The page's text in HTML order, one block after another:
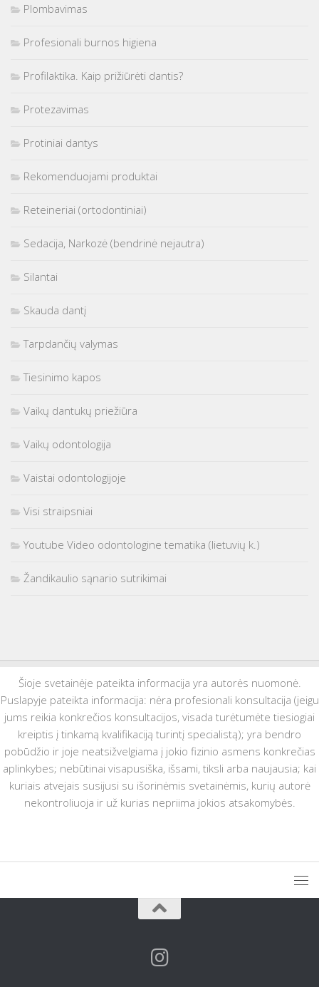
Plombavimas
Profesionali burnos higiena
Profilaktika. Kaip prižiūrėti dantis?
Protezavimas
Protiniai dantys
Rekomenduojami produktai
Reteineriai (ortodontiniai)
Sedacija, Narkozė (bendrinė nejautra)
Silantai
Skauda dantį
Tarpdančių valymas
Tiesinimo kapos
Vaikų dantukų priežiūra
Vaikų odontologija
Vaistai odontologijoje
Visi straipsniai
Youtube Video odontologine tematika (lietuvių k.)
Žandikaulio sąnario sutrikimai
Šioje svetainėje pateikta informacija yra autorės nuomonė.
Puslapyje pateikta informacija: nėra profesionali konsultacija (jeigu
jums reikia konkrečios konsultacijos, visada turėtumėte tiesiogiai
kreiptis į tinkamą kvalifikaciją turintį specialistą); yra bendro
pobūdžio ir joje neatsižvelgiama į jokio fizinio asmens konkrečias
aplinkybes; nebūtinai visapusiška, išsami, tiksli arba naujausia; kai
kuriais atvejais susijusi su išorinėmis svetainėmis, kurių autorė
nekontroliuoja ir už kurias nepriima jokios atsakomybės.